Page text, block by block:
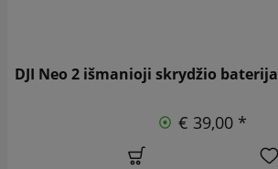
DJI Neo 2 išmanioji skrydžio baterija
€ 39,00 *